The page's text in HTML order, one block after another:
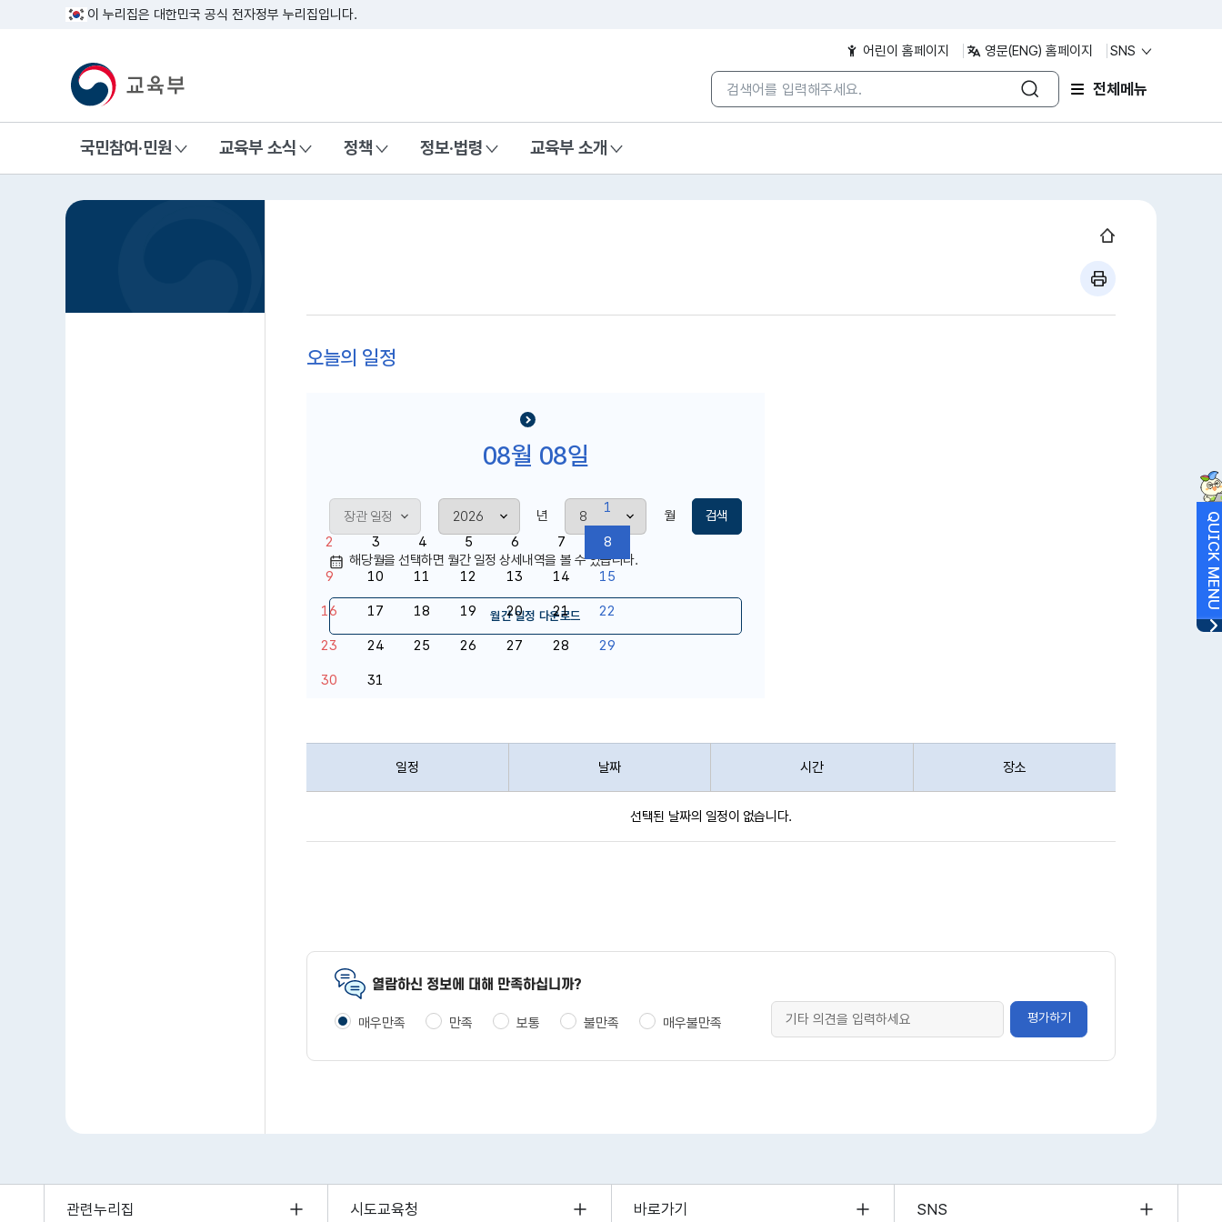
QUICK MENU
이 누리집은 대한민국 공식 전자정부 누리집입니다.
어린이 홈페이지 영문(ENG) 홈페이지 SNS
교육부 국민 메인홈페이지 컨텐츠 통합검색/검색어 입력 전체메뉴
국민참여·민원 교육부 소식 정책 정보·법령 교육부 소개
오늘의 일정
08월 08일
년 월 검색
해당월을 선택하면 월간 일정 상세내역을 볼 수 있습니다.
월간 일정 다운로드
목 금
1
2 3 4 5 6 7 8
9 10 11 12 13 14 15
16 17 18 19 20 21 22
23 24 25 26 27 28 29
30 31
일정 날짜 시간 장소
선택된 날짜의 일정이 없습니다.
열람하신 정보에 대해 만족하십니까?
매우만족 만족 보통 불만족 매우불만족 평가하기
관련누리집 시도교육청 바로가기 SNS